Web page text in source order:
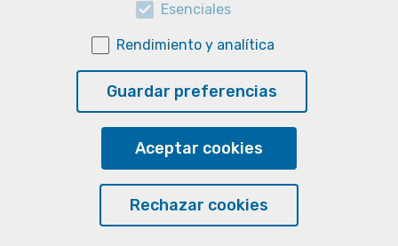
Esenciales
Rendimiento y analítica
Guardar preferencias
Aceptar cookies
Rechazar cookies